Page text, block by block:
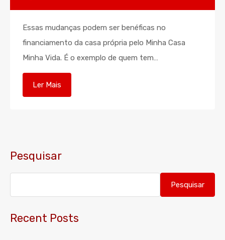
Essas mudanças podem ser benéficas no
financiamento da casa própria pelo Minha Casa
Minha Vida. É o exemplo de quem tem…
Ler Mais
Pesquisar
Pesquisar
Recent Posts